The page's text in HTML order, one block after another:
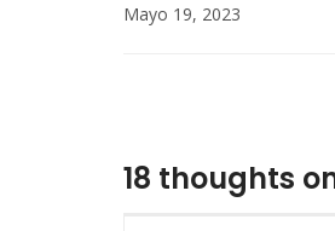
Mayo 19, 2023
18 thoughts